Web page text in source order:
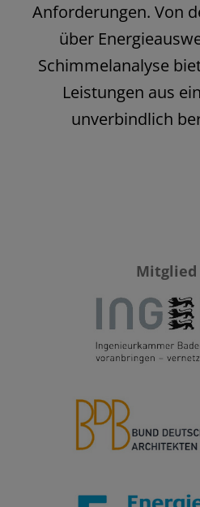
Anforderungen. Von
über
Schimmelanalyse
Leistungen aus
unverbindlich
Mitglied